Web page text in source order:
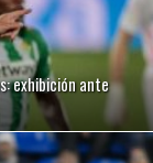
exhibición ante